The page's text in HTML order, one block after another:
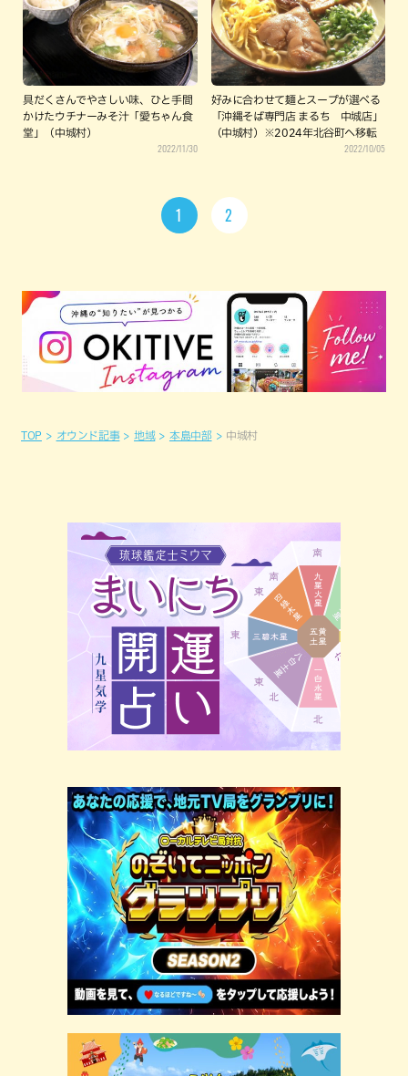
具だくさんでやさしい味、ひと手間
かけたウチナーみそ汁「愛ちゃん食
堂」（中城村）
2022/11/30
好みに合わせて麺とスープが選べる
「沖縄そば専門店 まるち 中城店」
（中城村）※2024年北谷町へ移転
2022/10/05
1 2
TOP オウンド記事 地域 本島中部 中城村